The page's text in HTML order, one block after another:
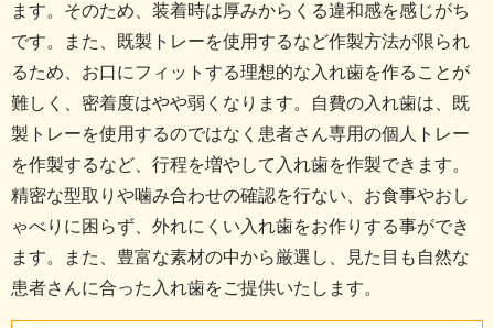
ます。そのため、装着時は厚みからくる違和感を感じがち
です。また、既製トレーを使用するなど作製方法が限られ
るため、お口にフィットする理想的な入れ歯を作ることが
難しく、密着度はやや弱くなります。自費の入れ歯は、既
製トレーを使用するのではなく患者さん専用の個人トレー
を作製するなど、行程を増やして入れ歯を作製できます。
精密な型取りや噛み合わせの確認を行ない、お食事やおし
ゃべりに困らず、外れにくい入れ歯をお作りする事ができ
ます。また、豊富な素材の中から厳選し、見た目も自然な
患者さんに合った入れ歯をご提供いたします。